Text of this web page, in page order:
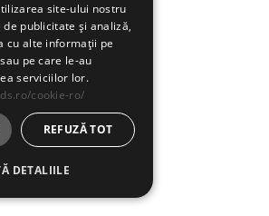
site-ului nostru
publicitate și analiză,
cu alte informații pe
pe care le-au
serviciilor lor.
cookie-ro/
REFUZĂ TOT
DETALIILE